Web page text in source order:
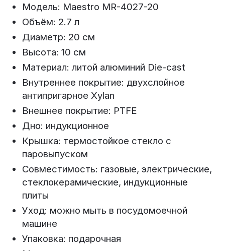
Модель: Maestro MR-4027-20
Объём: 2.7 л
Диаметр: 20 см
Высота: 10 см
Материал: литой алюминий Die-cast
Внутреннее покрытие: двухслойное
антипригарное Xylan
Внешнее покрытие: PTFE
Дно: индукционное
Крышка: термостойкое стекло с
паровыпуском
Совместимость: газовые, электрические,
стеклокерамические, индукционные
плиты
Уход: можно мыть в посудомоечной
машине
Упаковка: подарочная